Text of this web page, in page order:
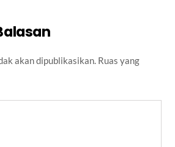
akan dipublikasikan. Ruas yang